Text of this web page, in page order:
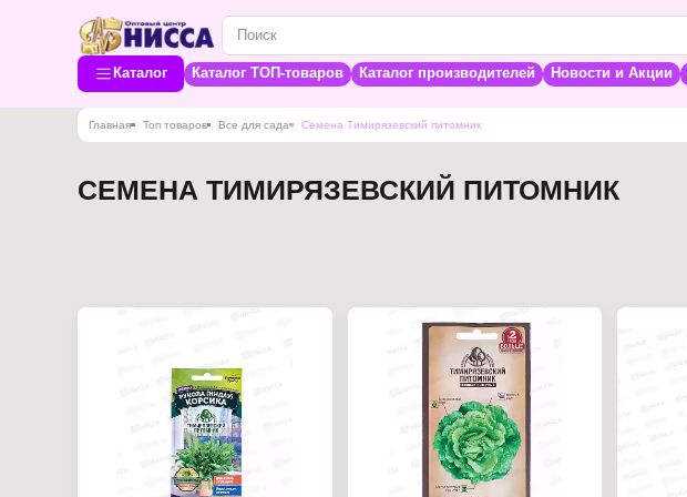
Каталог Каталог ТОП-товаров Каталог производителей Новости и Акции
Главная Топ товаров Все для сада Семена Тимирязевский питомник
СЕМЕНА ТИМИРЯЗЕВСКИЙ ПИТОМНИК